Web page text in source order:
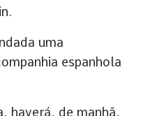
uma
espanhola
haverá, de manhã,